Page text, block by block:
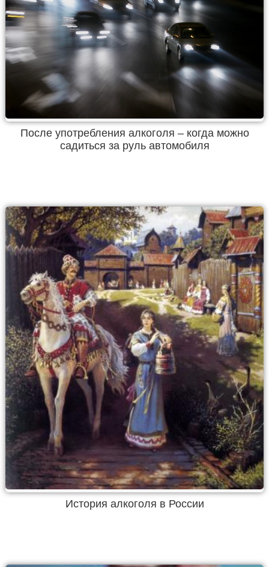
После употребления алкоголя – когда можно
садиться за руль автомобиля
История алкоголя в России